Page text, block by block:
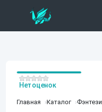
Главная Каталог Фэнтези
Нет оценок